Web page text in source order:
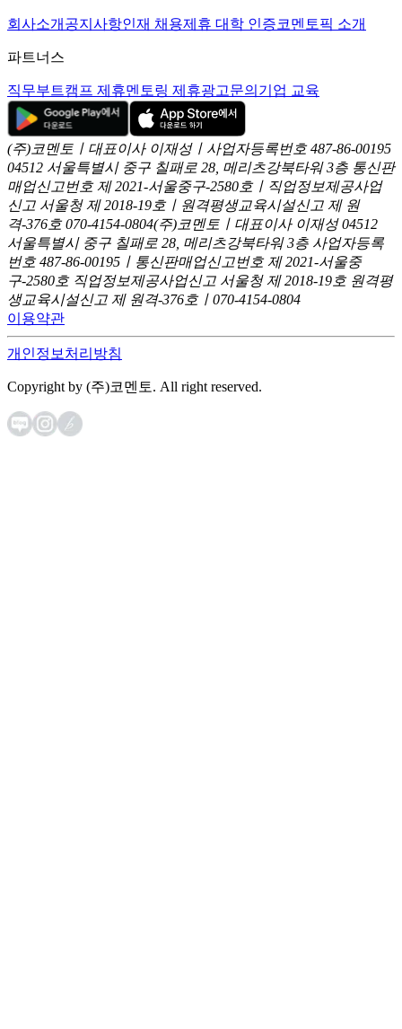
회사소개 공지사항인재 채용제휴 대학 인증코멘토픽 소개
파트너스
직무부트캠프 제휴멘토링 제휴광고문의 기업 교육
(주)코멘토ㅣ대표이사 이재성ㅣ사업자등록번호 487-86-00195
04512 서울특별시 중구 칠패로 28, 메리츠강북타워 3층 통신판
매업신고번호 제 2021-서울중구-2580호ㅣ직업정보제공사업
신고 서울청 제 2018-19호ㅣ원격평생교육시설신고 제 원
격-376호 070-4154-0804(주)코멘토ㅣ대표이사 이재성 04512
서울특별시 중구 칠패로 28, 메리츠강북타워 3층 사업자등록
번호 487-86-00195ㅣ통신판매업신고번호 제 2021-서울중
구-2580호 직업정보제공사업신고 서울청 제 2018-19호 원격평
생교육시설신고 제 원격-376호ㅣ070-4154-0804
이용약관
개인정보처리방침
Copyright by (주)코멘토. All right reserved.